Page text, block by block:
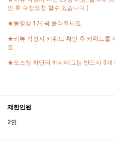
인 후 수정요청 할수 있습니다.)
★동영상 1개 꼭 올려주세요.
★리뷰 작성시 키워드 확인 후 키워드를
요.
★포스팅 하단의 해시태그는 반드시 3개
제한인원
2인